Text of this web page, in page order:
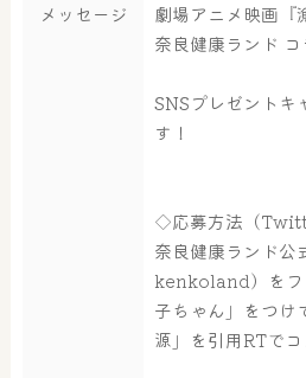
メッセージ
劇場アニメ映画『
奈良健康ランド
SNSプレゼントキ
す！
◇応募方法（
奈良健康ランド
kenkoland）をフ
子ちゃん」をつけ
源」を引用RTで